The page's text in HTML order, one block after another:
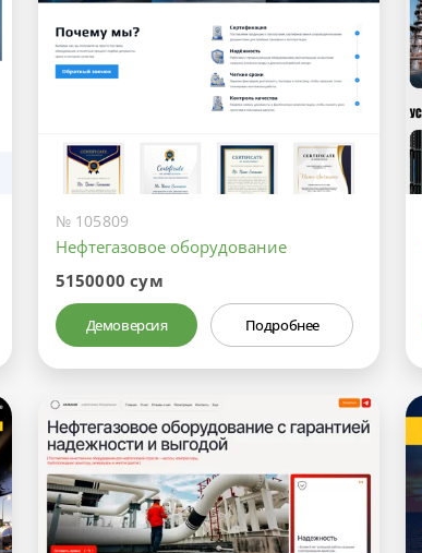
№ 105809
Нефтегазовое оборудование
5150000 сум
Демоверсия Подробнее